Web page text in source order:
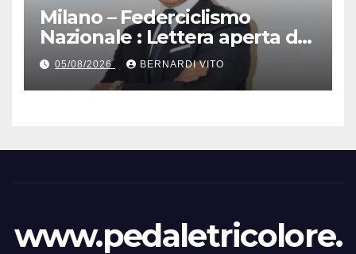
Milano – Federciclismo
Nazionale : Lettera aperta del
Presidente Cordiano
Dagnoni
05/08/2026 BERNARDI VITO
www.pedaletricolore.